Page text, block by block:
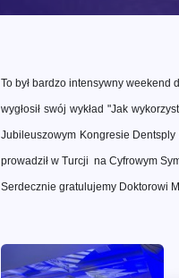
To był bardzo intensywny weekend
wygłosił swój wykład "Jak
Jubileuszowym Kongresie
prowadził w Turcji na Cyfrowym
Serdecznie gratulujemy Doktorowi